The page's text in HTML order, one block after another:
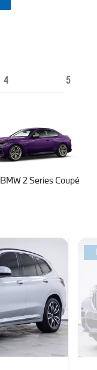
4 5
BMW 2 Series Coupé